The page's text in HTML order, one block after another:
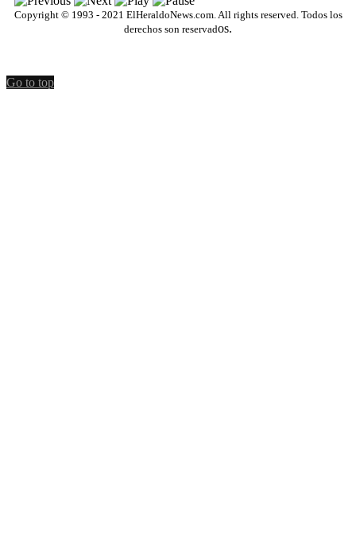
Copyright © 1993 - 2021 ElHeraldoNews.com. All rights reserved. Todos los
derechos son reservados.
Go to top